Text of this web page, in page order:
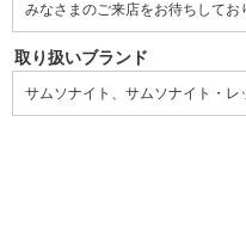
みなさまのご来店をお待ちしてお
取り扱いブランド
サムソナイト、サムソナイト・レ